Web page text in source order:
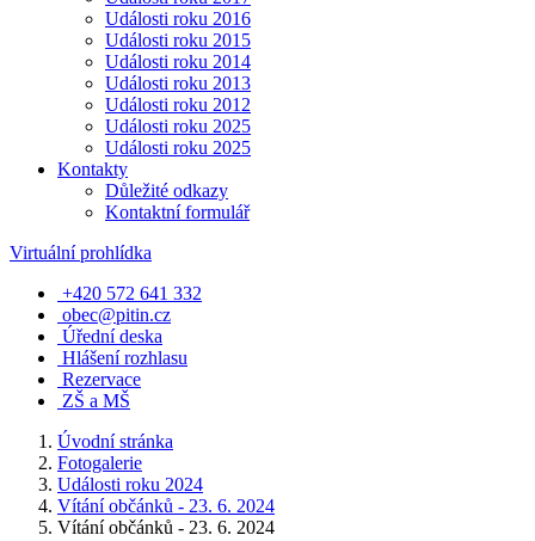
Události roku 2016
Události roku 2015
Události roku 2014
Události roku 2013
Události roku 2012
Události roku 2025
Události roku 2025
Kontakty
Důležité odkazy
Kontaktní formulář
Virtuální prohlídka
+420 572 641 332
obec@pitin.cz
Úřední deska
Hlášení rozhlasu
Rezervace
ZŠ a MŠ
Úvodní stránka
Fotogalerie
Události roku 2024
Vítání občánků - 23. 6. 2024
Vítání občánků - 23. 6. 2024